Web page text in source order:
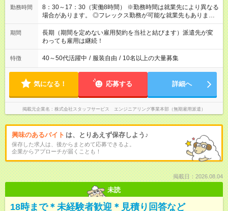
勤務時間
8：30～17：30（実働8時間） ※勤務時間は就業先により異なる
場合があります。 ◎フレックス勤務が可能な就業先もありま
す。 ◎今よりもさらに働きやすい環境をつくるべく、 働き方
改革に全社をあげて取り組んでいます。
期間
長期（期間を定めない雇用契約を当社と結びます）派遣先が変
わっても雇用は継続！
特徴 40～50代活躍中 / 服装自由 / 10名以上の大量募集
気になる！ 応募する 詳細へ
掲載元企業名 株式会社スタッフサービス エンジニアリング事業本部（無期雇用派遣）
興味のあるバイト は、とりあえず保存しよう♪
保存した求人は、後からまとめて応募できるよ。
企業からアプローチが届くことも！
掲載日：2026.08.04
未読
18時まで＊未経験者歓迎＊見積り回答など